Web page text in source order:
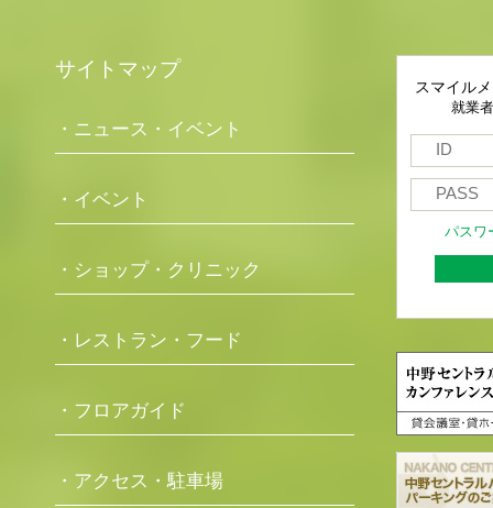
サイトマップ
・ニュース・イベント
・イベント
・ショップ・クリニック
・レストラン・フード
・フロアガイド
・アクセス・駐車場
スマイル
就業
パスワ